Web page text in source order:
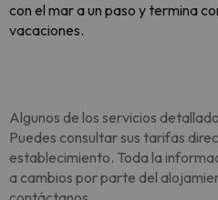
con el mar a un paso y termina
vacaciones.
Algunos de los servicios
Puedes consultar sus tarifas
establecimiento. Toda la
a cambios por parte del